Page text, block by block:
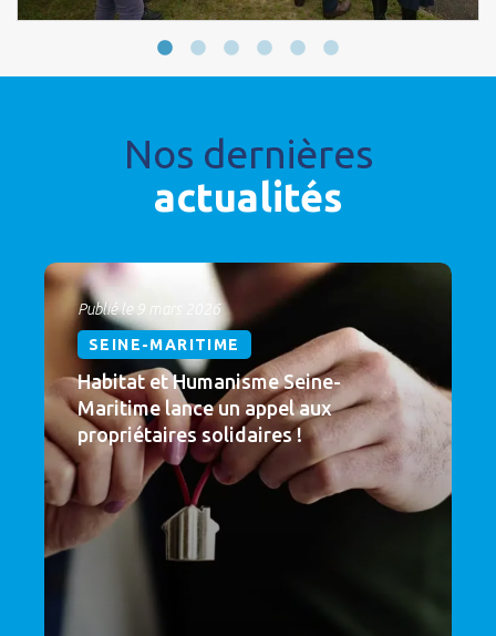
Nos dernières
actualités
Publié le 9 mars 2026
SEINE-MARITIME
Habitat et Humanisme Seine-
Maritime lance un appel aux
propriétaires solidaires !